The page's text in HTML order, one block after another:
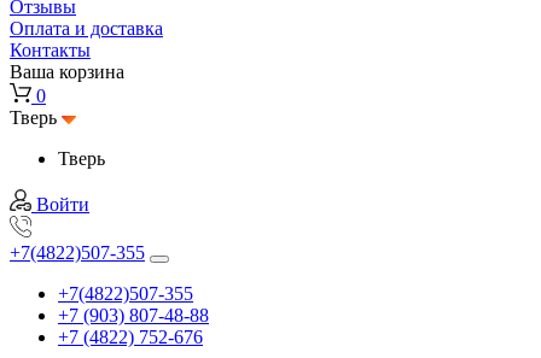
Отзывы
Оплата и доставка
Контакты
Ваша корзина
0
Тверь
Тверь
Войти
+7(4822)507-355
+7(4822)507-355
+7 (903) 807-48-88
+7 (4822) 752-676